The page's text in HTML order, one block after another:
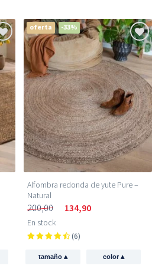
oferta -33%
Alfombra redonda de yute Pure –
Natural
200,00 134,90
En stock
(6)
tamaño ▴ color▴